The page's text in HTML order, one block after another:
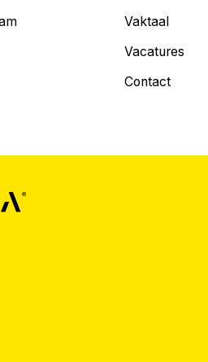
Vaktaal
Vacatures
Contact